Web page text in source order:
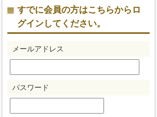
すでに会員の方はこちらからロ
グインしてください。
メールアドレス
パスワード